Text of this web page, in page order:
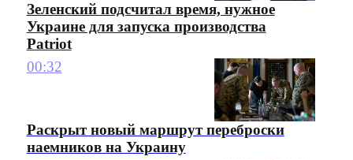
Зеленский подсчитал время, нужное
Украине для запуска производства
Patriot
00:32
Раскрыт новый маршрут переброски
наемников на Украину